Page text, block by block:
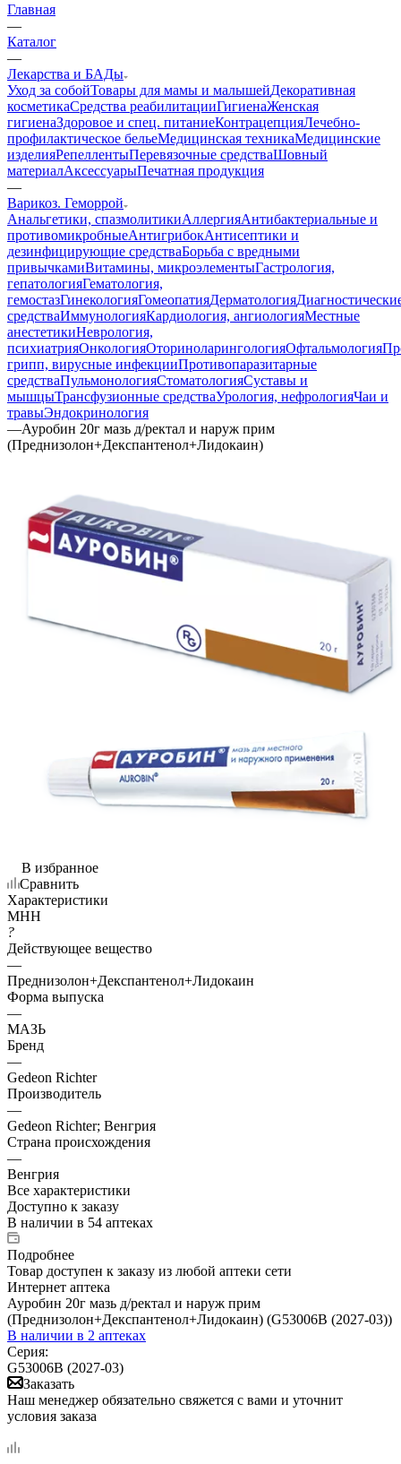
Главная
—
Каталог
—
Лекарства и БАДы
Уход за собойТовары для мамы и малышейДекоративная
косметикаСредства реабилитацииГигиенаЖенская
гигиенаЗдоровое и спец. питаниеКонтрацепцияЛечебно-
профилактическое бельеМедицинская техникаМедицинские
изделияРепеллентыПеревязочные средстваШовный
материалАксессуарыПечатная продукция
—
Варикоз. Геморрой
Анальгетики, спазмолитикиАллергияАнтибактериальные и
противомикробныеАнтигрибокАнтисептики и
дезинфицирующие средстваБорьба с вредными
привычкамиВитамины, микроэлементыГастрология,
гепатологияГематология,
гемостазГинекологияГомеопатияДерматология
средстваИммунологияКардиология, ангиологияМестные
анестетикиНеврология,
психиатрияОнкологияОториноларингологияОфтальмология
грипп, вирусные инфекцииПротивопаразитарные
средстваПульмонологияСтоматологияСуставы и
мышцыТрансфузионные средстваУрология, нефрологияЧаи и
травыЭндокринология
—Ауробин 20г мазь д/ректал и наруж прим
(Преднизолон+Декспантенол+Лидокаин)
В избранное
Сравнить
Характеристики
МНН
?
Действующее вещество
—
Преднизолон+Декспантенол+Лидокаин
Форма выпуска
—
МАЗЬ
Бренд
—
Gedeon Richter
Производитель
—
Gedeon Richter; Венгрия
Страна происхождения
—
Венгрия
Все характеристики
Доступно к заказу
В наличии в 54 аптеках
Подробнее
Товар доступен к заказу из любой аптеки сети
Интернет аптека
Ауробин 20г мазь д/ректал и наруж прим
(Преднизолон+Декспантенол+Лидокаин) (G53006B (2027-03))
В наличии в 2 аптеках
Серия:
G53006B (2027-03)
Заказать
Наш менеджер обязательно свяжется с вами и уточнит
условия заказа